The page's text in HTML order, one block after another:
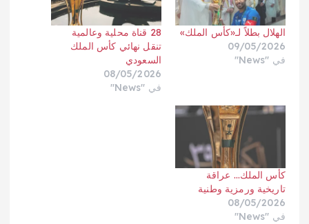
الهلال بطلاً لـ«كأس الملك»
09/05/2026
في "News"
28 قناة محلية وعالمية
تنقل نهائي كأس الملك
السعودي
08/05/2026
في "News"
كأس الملك… عراقة
تاريخية ورمزية وطنية
08/05/2026
في "News"